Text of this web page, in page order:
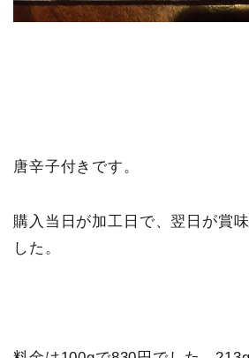
唐辛子付きです。
購入当日が加工日で、翌日が賞
した。